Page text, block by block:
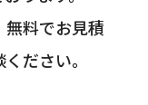
無料でお見積
ださい。